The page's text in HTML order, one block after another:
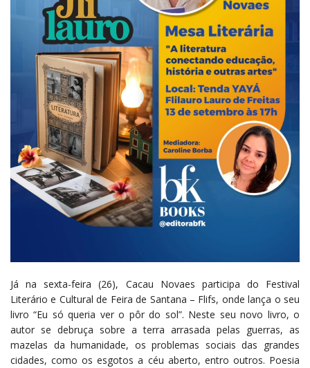
Já na sexta-feira (26), Cacau Novaes participa do Festival
Literário e Cultural de Feira de Santana – Flifs, onde lança o seu
livro “Eu só queria ver o pôr do sol”. Neste seu novo livro, o
autor se debruça sobre a terra arrasada pelas guerras, as
mazelas da humanidade, os problemas sociais das grandes
cidades, como os esgotos a céu aberto, entro outros. Poesia